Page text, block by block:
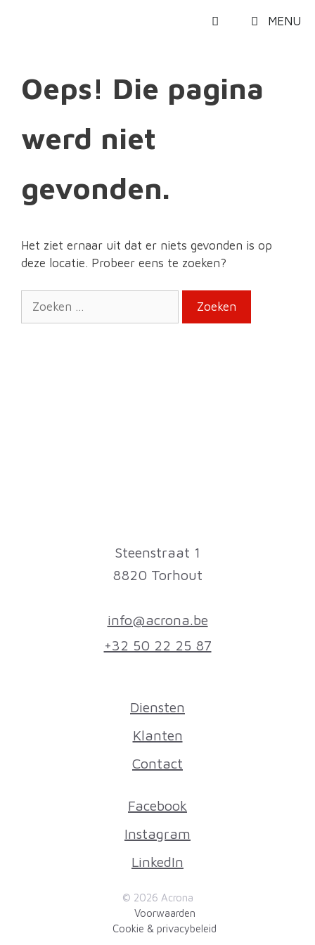
MENU
Oeps! Die pagina
werd niet
gevonden.
Het ziet ernaar uit dat er niets gevonden is op
deze locatie. Probeer eens te zoeken?
naar:
Steenstraat 1
8820 Torhout
info@acrona.be
+32 50 22 25 87
Diensten
Klanten
Contact
Facebook
Instagram
LinkedIn
© 2026 Acrona
Voorwaarden
Cookie & privacybeleid